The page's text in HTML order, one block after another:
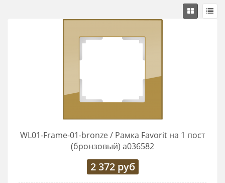
WL01-Frame-01-bronze / Рамка Favorit на 1 пост
(бронзовый) a036582
2 372руб